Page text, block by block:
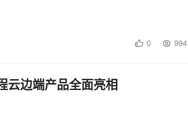
0 994
云边端产品全面亮相